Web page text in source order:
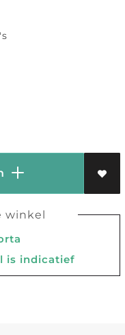
winkel
is indicatief